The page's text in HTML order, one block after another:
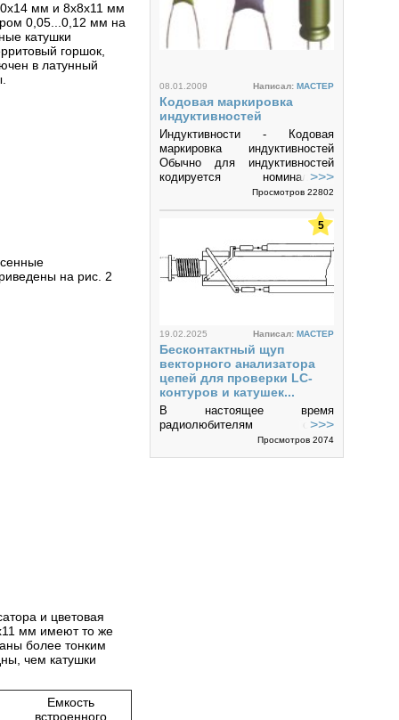
мм и 8х8х11 мм
0,05...0,12 мм на
катушки
горшок,
в латунный
на рис. 2
и цветовая
мм имеют то же
более тонким
чем катушки
Емкость
встроенного
08.01.2009 Написал: MACTEP
Кодовая маркировка
индуктивностей
Индуктивности - Кодовая
маркировка индуктивностей
Обычно для индуктивностей
кодируется номинальное
значение индуктивности и
>>>
Просмотров 22802
19.02.2025 Написал: MACTEP
Бесконтактный щуп
векторного анализатора
цепей для проверки LC-
контуров и катушек...
В настоящее время
радиолюбителям стали
доступны различные
>>>
Просмотров 2074
5